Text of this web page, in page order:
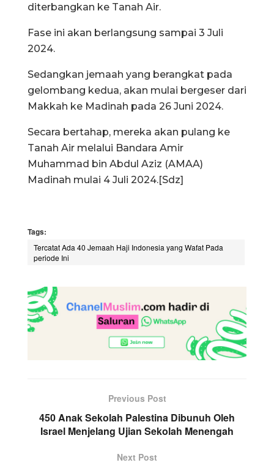
diterbangkan ke Tanah Air.
Fase ini akan berlangsung sampai 3 Juli
2024.
Sedangkan jemaah yang berangkat pada
gelombang kedua, akan mulai bergeser dari
Makkah ke Madinah pada 26 Juni 2024.
Secara bertahap, mereka akan pulang ke
Tanah Air melalui Bandara Amir
Muhammad bin Abdul Aziz (AMAA)
Madinah mulai 4 Juli 2024.[Sdz]
Tags:
Tercatat Ada 40 Jemaah Haji Indonesia yang Wafat Pada
periode Ini
Previous Post
450 Anak Sekolah Palestina Dibunuh Oleh
Israel Menjelang Ujian Sekolah Menengah
Next Post